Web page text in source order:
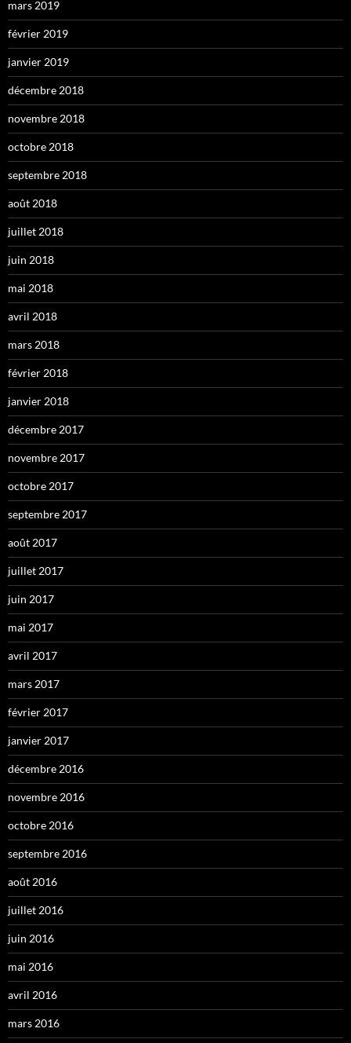
mars 2019
février 2019
janvier 2019
décembre 2018
novembre 2018
octobre 2018
septembre 2018
août 2018
juillet 2018
juin 2018
mai 2018
avril 2018
mars 2018
février 2018
janvier 2018
décembre 2017
novembre 2017
octobre 2017
septembre 2017
août 2017
juillet 2017
juin 2017
mai 2017
avril 2017
mars 2017
février 2017
janvier 2017
décembre 2016
novembre 2016
octobre 2016
septembre 2016
août 2016
juillet 2016
juin 2016
mai 2016
avril 2016
mars 2016